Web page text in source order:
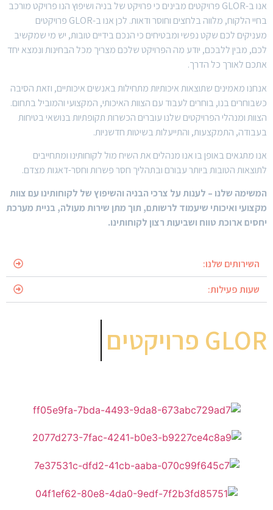
אנו ב-GLOR פרויקטים מבינים כי פרויקט של בניה ושיפוץ הנו פרויקט מורכב
בחיי הלקוח, מלווה בלחצים וחוסר ודאות. לכן אנו ב-GLOR פרויקטים
מעניקים לכם שקט נפשי ומבטיחים כי הנכם בידיים טובות, יש מי שמקשיב
לכם, מבין ללבכם, יודע מה הפרויקט שלכם מצריך מכל הבחינות ונמצא יחד
אתכם לאורך כל הדרך.
אנחנו מאמינים שתוצאות איכותיות מתחילות באנשים איכותיים, וזאת הסיבה
כשבוחרים בנו, בוחרים לעבוד עם הצוות האיכותי, המקצועי והמוביל בתחום.
הצוות ומנהלי הפרויקטים שלנו עוברים הכשרות תקופתיות בנושאי בטיחות
בעבודה, התמקצעות, והתייעלות בשיטות חדשניות.
אנו מתגאים באופן בו אנו מנהלים את השיח מול לקוחותינו ומתחייבים
לתוצאות הטובות ביותר עבורם ובתהליך חסר פשרות וחסר-דאגות מצדם.
המשימה שלנו – לענות על צרכי הבניה והשיפוץ של לקוחותינו עם צוות
מקצועי ואיכותי שיעמוד לרשותם, תוך מתן שירות מעולה, בניית מערכת
יחסים ארוכת טווח ושביעות רצון לקוחותינו.
השירותים שלנו:
שעות פעילות:
GLOR פרויקטים